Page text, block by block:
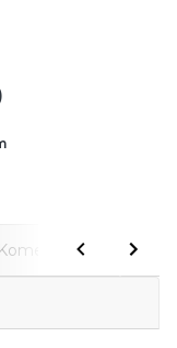
Komentarze